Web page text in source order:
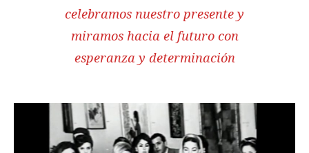
celebramos nuestro presente y
miramos hacia el futuro con
esperanza y determinación